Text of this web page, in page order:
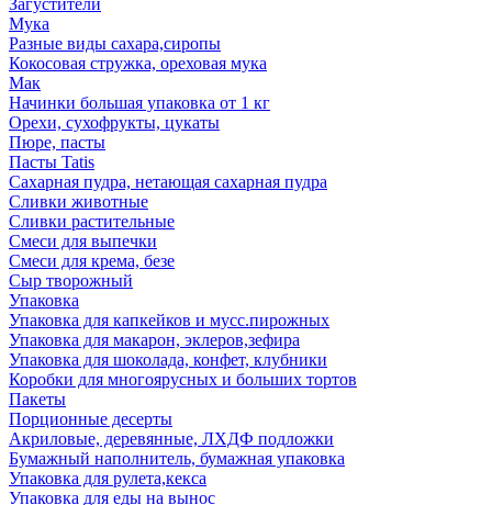
Загустители
Мука
Разные виды сахара,сиропы
Кокосовая стружка, ореховая мука
Мак
Начинки большая упаковка от 1 кг
Орехи, сухофрукты, цукаты
Пюре, пасты
Пасты Tatis
Сахарная пудра, нетающая сахарная пудра
Сливки животные
Сливки растительные
Смеси для выпечки
Смеси для крема, безе
Сыр творожный
Упаковка
Упаковка для капкейков и мусс.пирожных
Упаковка для макарон, эклеров,зефира
Упаковка для шоколада, конфет, клубники
Коробки для многоярусных и больших тортов
Пакеты
Порционные десерты
Акриловые, деревянные, ЛХДФ подложки
Бумажный наполнитель, бумажная упаковка
Упаковка для рулета,кекса
Упаковка для еды на вынос